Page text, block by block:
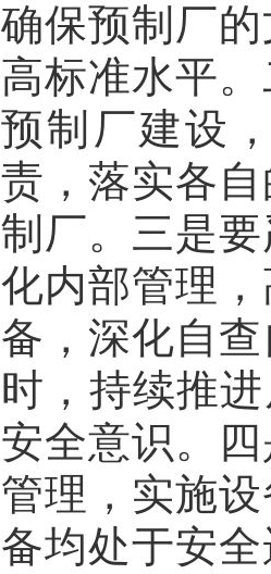
确保预制厂
高标准水平
预制厂建设
责，落实各
制厂。三是
化内部管理
备，深化自
时，持续推
安全意识。
管理，实施
备均处于安